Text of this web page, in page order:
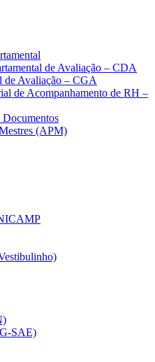
de Avaliação – CDA
de Avaliação – CGA
de Acompanhamento de RH –
(APM)
SAE)